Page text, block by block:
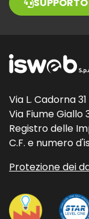
Via L. Cadorna
Via Fiume Giallo
Registro delle
C.F. e numero
Protezione dei